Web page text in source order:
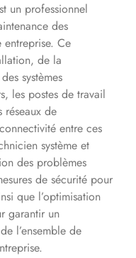
un professionnel
des
entreprise. Ce
de la
systèmes
les postes de travail
réseaux de
entre ces
système et
des problèmes
de sécurité pour
que l’optimisation
garantir un
l’ensemble de